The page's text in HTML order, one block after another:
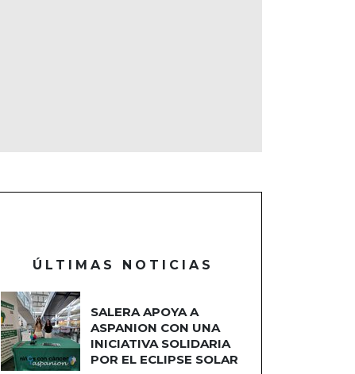
ÚLTIMAS NOTICIAS
SALERA APOYA A
ASPANION CON UNA
INICIATIVA SOLIDARIA
POR EL ECLIPSE SOLAR